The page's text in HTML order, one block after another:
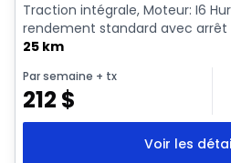
Traction intégrale, Moteur: I6
rendement standard avec arrêt
25 km
Par semaine + tx
212 $
Voir les